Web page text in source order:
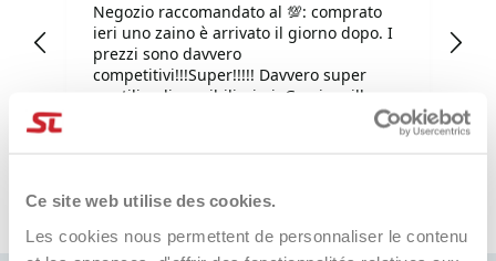
Ce site web utilise des cookies.
Les cookies nous permettent de personnaliser le contenu
Negozio raccomandato al 💯: comprato
ieri uno zaino è arrivato il giorno dopo. I
prezzi sono davvero
competitivi!!!Super!!!!! Davvero super
gentili e disponibilissimi. Grazie mille.
3 giorni fa